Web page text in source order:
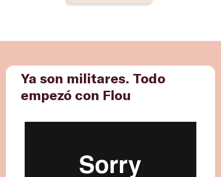
Ya son militares. Todo
empezó con Flou